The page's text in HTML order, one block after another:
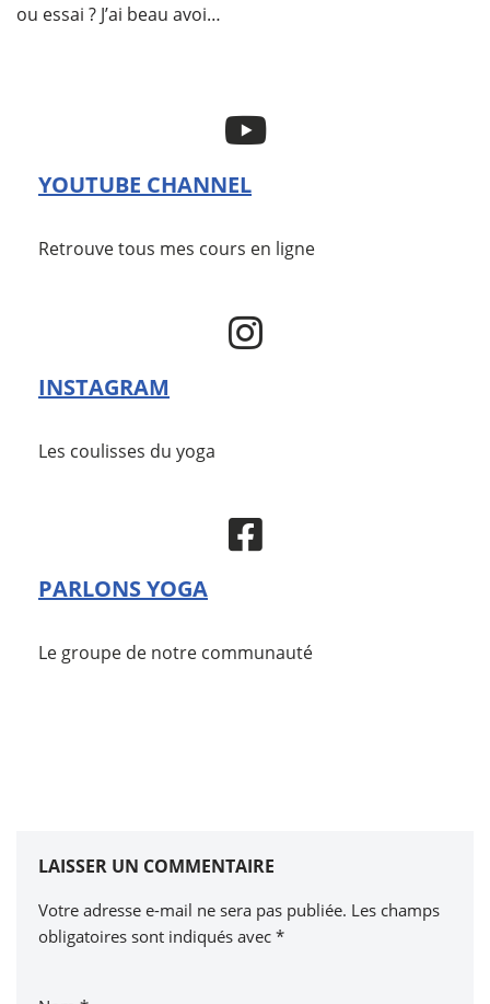
ou essai ? J’ai beau avoi…
YOUTUBE CHANNEL
Retrouve tous mes cours en ligne
INSTAGRAM
Les coulisses du yoga
PARLONS YOGA
Le groupe de notre communauté
LAISSER UN COMMENTAIRE
Votre adresse e-mail ne sera pas publiée. Les champs
obligatoires sont indiqués avec *